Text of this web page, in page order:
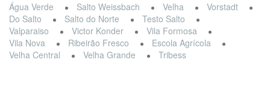
Água Verde Salto Weissbach Velha
Vorstadt
Do Salto
Salto do Norte
Testo Salto
Valparaiso
Victor Konder
Vila Formosa
Vila Nova
Ribeirão Fresco
Escola Agrícola
Velha Central
Velha Grande Tribess